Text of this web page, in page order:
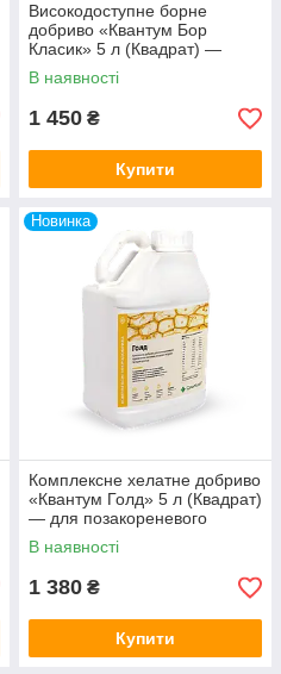
Високодоступне борне
добриво «Квантум Бор
Класик» 5 л (Квадрат) —
концентрат боретаноламіна
В наявності
1 450 ₴
Купити
Новинка
Комплексне хелатне добриво
«Квантум Голд» 5 л (Квадрат)
— для позакореневого
підживлення з аусинами
В наявності
1 380 ₴
Купити